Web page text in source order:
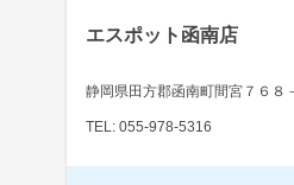
エスポット函南店
静岡県田方郡函南町間宮７６８
TEL: 055-978-5316